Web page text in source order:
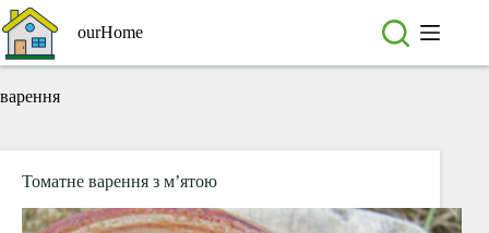
Перейти
до
вмісту
ourHome
варення
Томатне варення з м’ятою